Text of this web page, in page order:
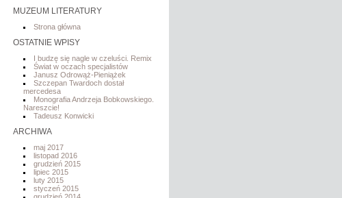
MUZEUM LITERATURY
Strona główna
OSTATNIE WPISY
I budzę się nagle w czeluści. Remix
Świat w oczach specjalistów
Janusz Odrowąż-Pieniążek
Szczepan Twardoch dostał
mercedesa
Monografia Andrzeja Bobkowskiego.
Nareszcie!
Tadeusz Konwicki
ARCHIWA
maj 2017
listopad 2016
grudzień 2015
lipiec 2015
luty 2015
styczeń 2015